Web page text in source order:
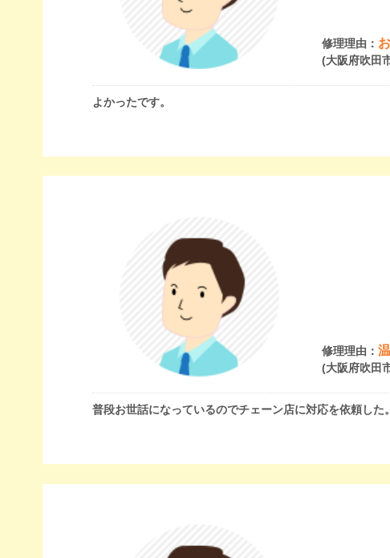
修理理由：
(大阪府吹田
よかったです。
修理理由：
(大阪府吹田
普段お世話になっているのでチェーン店に対応を依頼し